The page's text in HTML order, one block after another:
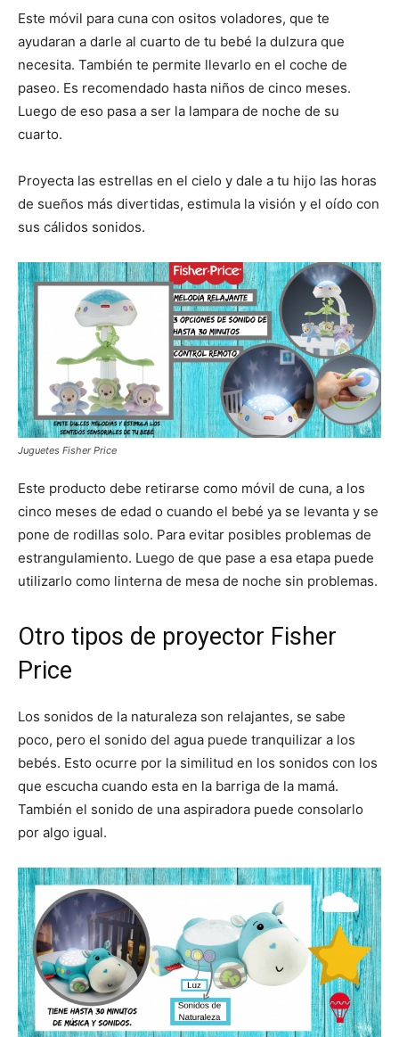
Este móvil para cuna con ositos voladores, que te
ayudaran a darle al cuarto de tu bebé la dulzura que
necesita. También te permite llevarlo en el coche de
paseo. Es recomendado hasta niños de cinco meses.
Luego de eso pasa a ser la lampara de noche de su
cuarto.
Proyecta las estrellas en el cielo y dale a tu hijo las horas
de sueños más divertidas, estimula la visión y el oído con
sus cálidos sonidos.
Juguetes Fisher Price
Este producto debe retirarse como móvil de cuna, a los
cinco meses de edad o cuando el bebé ya se levanta y se
pone de rodillas solo. Para evitar posibles problemas de
estrangulamiento. Luego de que pase a esa etapa puede
utilizarlo como linterna de mesa de noche sin problemas.
Otro tipos de proyector Fisher
Price
Los sonidos de la naturaleza son relajantes, se sabe
poco, pero el sonido del agua puede tranquilizar a los
bebés. Esto ocurre por la similitud en los sonidos con los
que escucha cuando esta en la barriga de la mamá.
También el sonido de una aspiradora puede consolarlo
por algo igual.